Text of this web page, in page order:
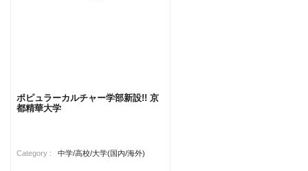
ポピュラーカルチャー学部新設!! 京
都精華大学
Category : 中学/高校/大学(国内/海外)